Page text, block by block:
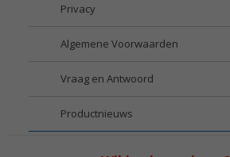
Privacy
Algemene Voorwaarden
Vraag en Antwoord
Productnieuws